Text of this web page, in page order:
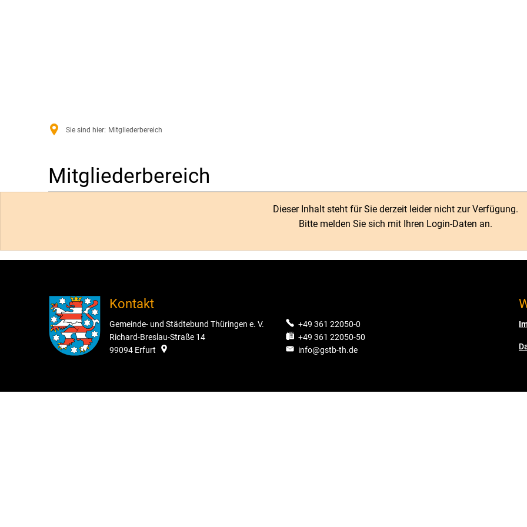
Sie sind hier: Mitgliederbereich
Mitgliederbereich
Mitgliederbereich
Dieser Inhalt steht für Sie derzeit leider nicht zur Verfügung.
Bitte melden Sie sich mit Ihren Login-Daten an.
Kontakt
Gemeinde- und Städtebund Thüringen e. V.
Richard-Breslau-Straße 14
99094 Erfurt
+49 361 22050-0
+49 361 22050-50
info@gstb-th.de